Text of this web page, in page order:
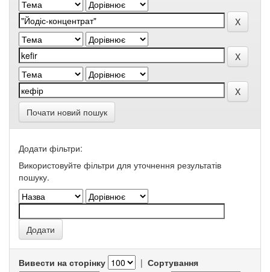
Почати новий пошук
Додати фільтри:
Використовуйте фільтри для уточнення результатів
пошуку.
Вивести на сторінку | Сортування